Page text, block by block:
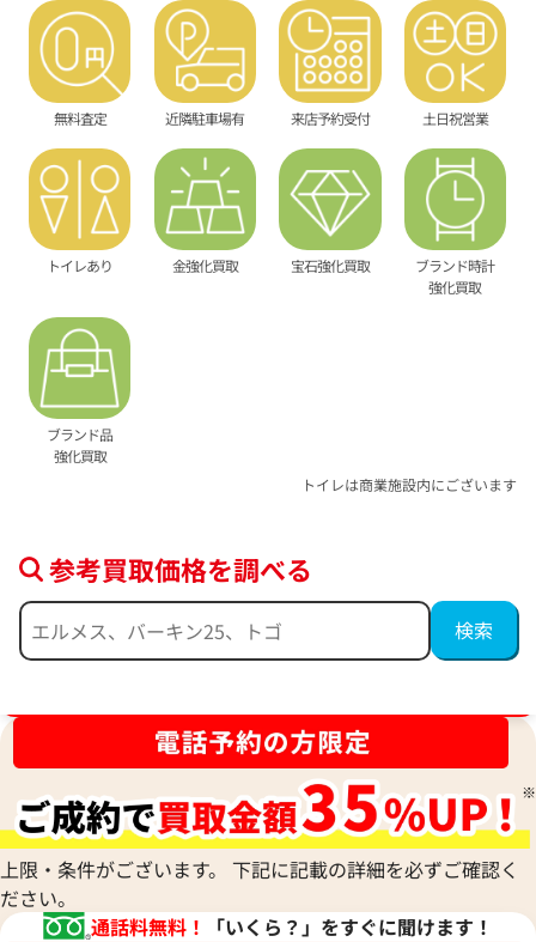
無料査定 近隣駐車場有 来店予約受付 土日祝営業
トイレあり 金強化買取 宝石強化買取
ブランド時計
強化買取
ブランド品
強化買取
トイレは商業施設内にございます
参考買取価格を調べる
上限・条件がございます。 下記に記載の詳細を必ずご確認く
ださい。
通話料無料！
「いくら？」をすぐに聞けます！